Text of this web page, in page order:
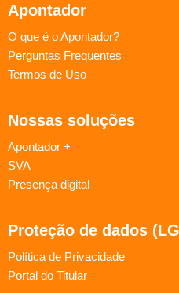
Apontador
O que é o Apontador?
Perguntas Frequentes
Termos de Uso
Nossas soluções
Apontador +
SVA
Presença digital
Proteção de dados
Política de Privacidade
Portal do Titular